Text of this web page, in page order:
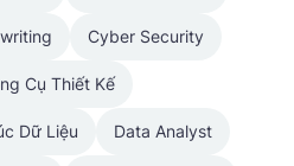
Cyber Security
Cụ Thiết Kế
Dữ Liệu Data Analyst